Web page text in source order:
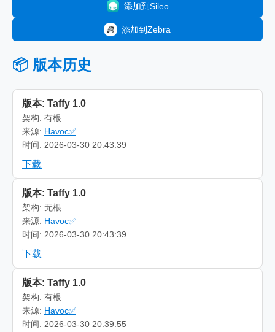
添加到Sileo
添加到Zebra
📦 版本历史
版本: Taffy 1.0
架构: 有根
来源: Havoc✅
时间: 2026-03-30 20:43:39
下载
版本: Taffy 1.0
架构: 无根
来源: Havoc✅
时间: 2026-03-30 20:43:39
下载
版本: Taffy 1.0
架构: 有根
来源: Havoc✅
时间: 2026-03-30 20:39:55